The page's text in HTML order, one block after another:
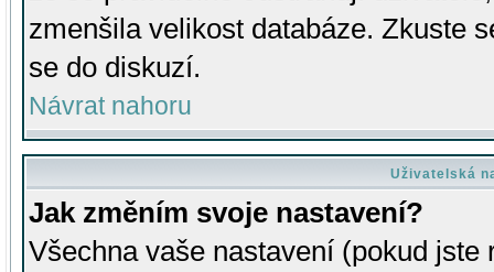
zmenšila velikost databáze. Zkuste
se do diskuzí.
Návrat nahoru
Uživatelská
Jak změním svoje nastavení?
Všechna vaše nastavení (pokud